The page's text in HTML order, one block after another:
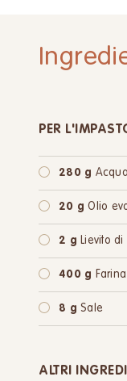
PER
280 g
20 g Olio
2 g Lievito
400 g
8 g Sale
ALTRI